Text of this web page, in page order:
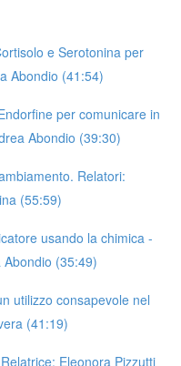
e Serotonina per
Abondio (41:54)
per comunicare in
Abondio (39:30)
Relatori:
(55:59)
usando la chimica -
(35:49)
utilizzo consapevole nel
(41:19)
Eleonora Pizzutti